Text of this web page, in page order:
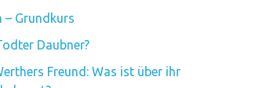
– Grundkurs
Daubner?
Freund: Was ist über ihr